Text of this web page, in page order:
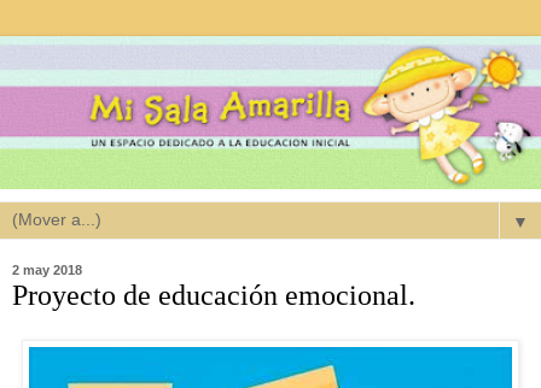
▼
2 may 2018
Proyecto de educación emocional.